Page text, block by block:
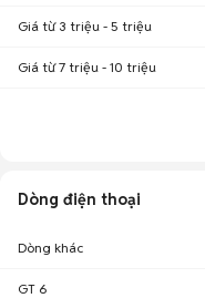
Giá từ 3 triệu - 5 triệu
Giá từ 7 triệu - 10 triệu
Dòng điện thoại
Dòng khác
GT 6